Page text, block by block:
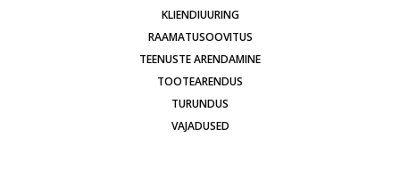
KLIENDIUURING
RAAMATUSOOVITUS
TEENUSTE ARENDAMINE
TOOTEARENDUS
TURUNDUS
VAJADUSED